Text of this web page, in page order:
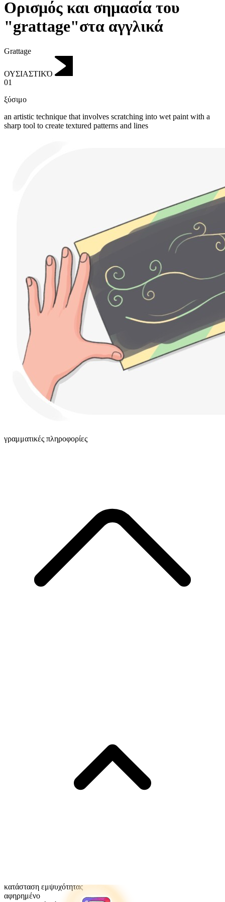
Ορισμός και σημασία του
"grattage"στα αγγλικά
Grattage
ΟΥΣΙΑΣΤΙΚΌ
01
ξύσιμο
an artistic technique that involves scratching into wet paint with a
sharp tool to create textured patterns and lines
γραμματικές πληροφορίες
κατάσταση εμψυχότητας
αφηρημένο